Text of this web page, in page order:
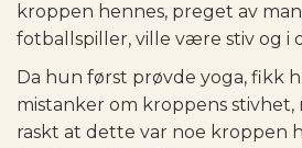
kroppen hennes, preget av
fotballspiller, ville være stiv og i
Da hun først prøvde yoga, fikk
mistanker om kroppens stivhet,
raskt at dette var noe kroppen